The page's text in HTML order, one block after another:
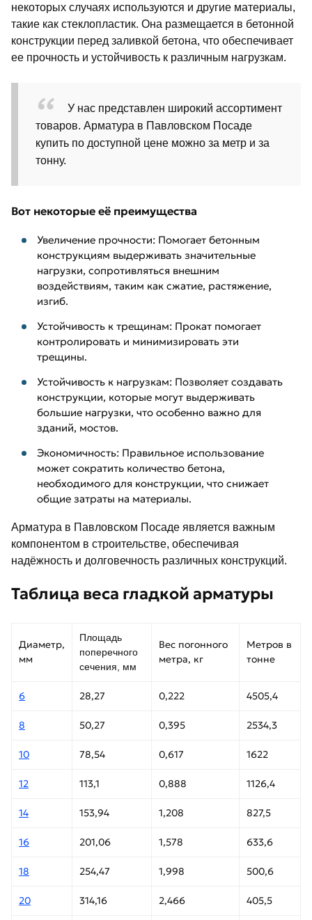
некоторых случаях используются и другие материалы,
такие как стеклопластик. Она размещается в бетонной
конструкции перед заливкой бетона, что обеспечивает
ее прочность и устойчивость к различным нагрузкам.
У нас представлен широкий ассортимент
товаров. Арматура в Павловском Посаде
купить по доступной цене можно за метр и за
тонну.
Вот некоторые её преимущества
Увеличение прочности: Помогает бетонным
конструкциям выдерживать значительные
нагрузки, сопротивляться внешним
воздействиям, таким как сжатие, растяжение,
изгиб.
Устойчивость к трещинам: Прокат помогает
контролировать и минимизировать эти
трещины.
Устойчивость к нагрузкам: Позволяет создавать
конструкции, которые могут выдерживать
большие нагрузки, что особенно важно для
зданий, мостов.
Экономичность: Правильное использование
может сократить количество бетона,
необходимого для конструкции, что снижает
общие затраты на материалы.
Арматура в Павловском Посаде является важным
компонентом в строительстве, обеспечивая
надёжность и долговечность различных конструкций.
Таблица веса гладкой арматуры
Диаметр,
мм
Площадь
поперечного
сечения, мм
Вес погонного
метра, кг
Метров в
тонне
6 28,27 0,222 4505,4
8 50,27 0,395 2534,3
10 78,54 0,617 1622
12 113,1 0,888 1126,4
14 153,94 1,208 827,5
16 201,06 1,578 633,6
18 254,47 1,998 500,6
20 314,16 2,466 405,5